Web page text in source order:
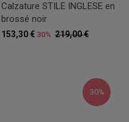
Calzature STILE INGLESE en
brossé noir
219,00 €
153,30 € 30%
30%